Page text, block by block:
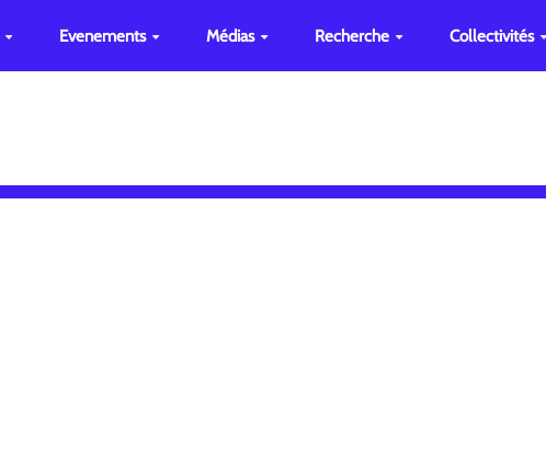
Evenements Médias Recherche Collectivités